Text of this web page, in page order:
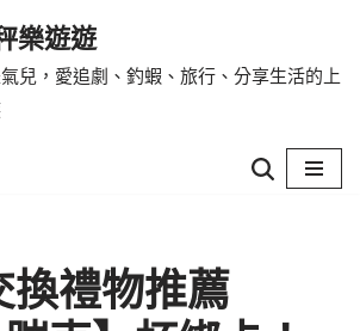
樂遊遊
兒，愛追劇、釣蝦、旅行、分享生活的上
換禮物推薦